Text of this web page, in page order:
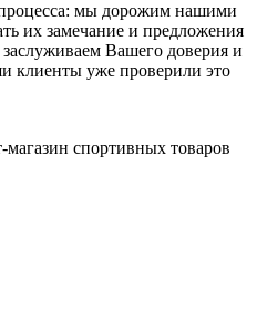
мы дорожим нашими
их замечание и предложения
Вашего доверия и
клиенты уже проверили это
спортивных товаров